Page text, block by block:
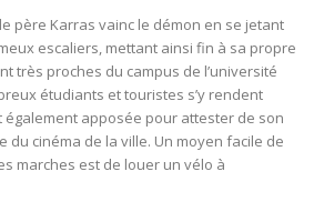
père Karras vainc le démon en se jetant
escaliers, mettant ainsi fin à sa propre
très proches du campus de l’université
étudiants et touristes s’y rendent
également apposée pour attester de son
du cinéma de la ville. Un moyen facile de
marches est de louer un vélo à